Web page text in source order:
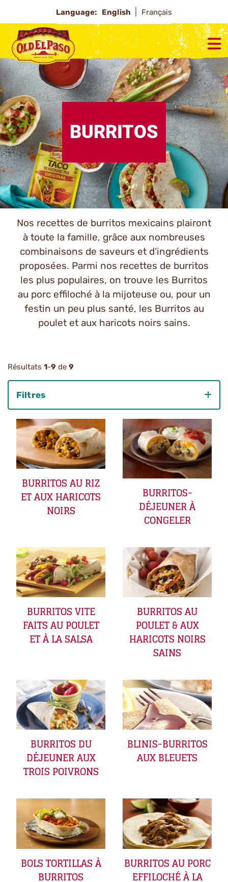
Language: English Français
BURRITOS
Nos recettes de burritos mexicains plairont
à toute la famille, grâce aux nombreuses
combinaisons de saveurs et d’ingrédients
proposées. Parmi nos recettes de burritos
les plus populaires, on trouve les Burritos
au porc effiloché à la mijoteuse ou, pour un
festin un peu plus santé, les Burritos au
poulet et aux haricots noirs sains.
Résultats 1-9 de 9
Filtres
Category
BURRITOS AU RIZ
ET AUX HARICOTS
NOIRS
BURRITOS-
DÉJEUNER À
CONGELER
BURRITOS VITE
FAITS AU POULET
ET À LA SALSA
BURRITOS AU
POULET & AUX
HARICOTS NOIRS
SAINS
BURRITOS DU
DÉJEUNER AUX
TROIS POIVRONS
BLINIS-BURRITOS
AUX BLEUETS
BOLS TORTILLAS À
BURRITOS
BURRITOS AU PORC
EFFILOCHÉ À LA